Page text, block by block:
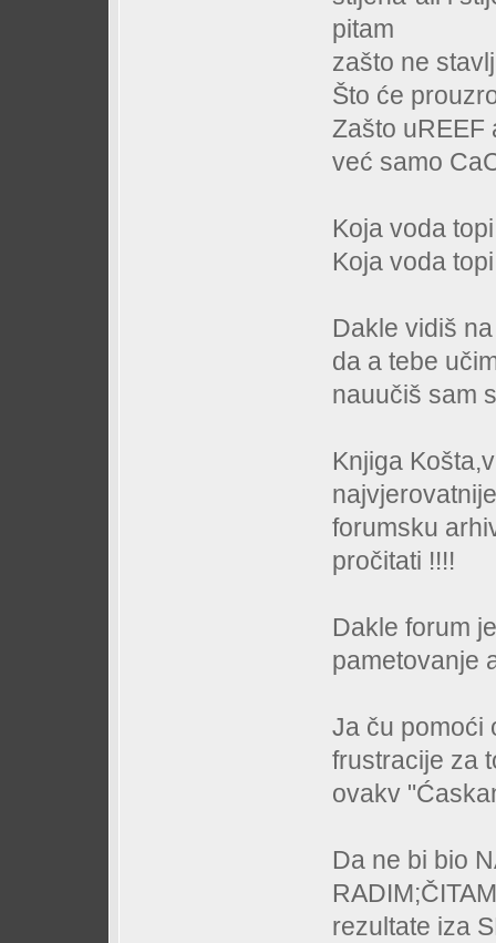
pitam
zašto ne
Što će
Zašto uREEF
već samo
Koja voda
Koja voda
Dakle vidiš
da a tebe
nauučiš sam
Knjiga
forumsku
pročitati !!!!
Dakle forum
pametovanje
Ja ču pomoći
frustracije za
ovakv
Da ne bi bio
rezultate iza